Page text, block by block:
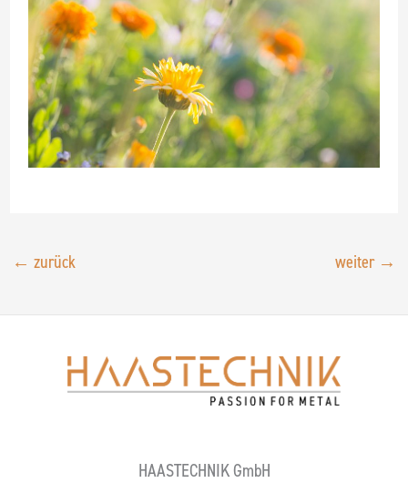
← zurück weiter →
HAASTECHNIK GmbH